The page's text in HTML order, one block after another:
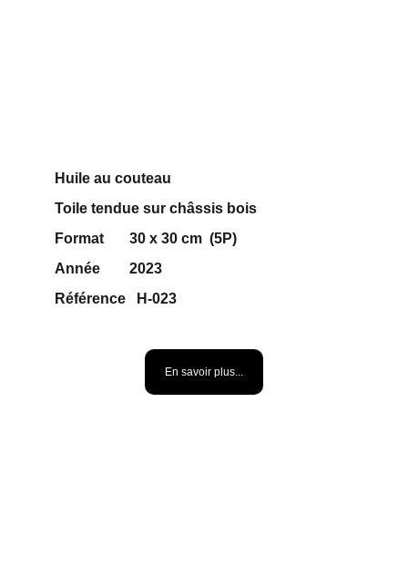
Huile au couteau
Toile tendue sur châssis bois
Format       30 x 30 cm  (5P)
Année        2023
Référence   H-023
En savoir plus...